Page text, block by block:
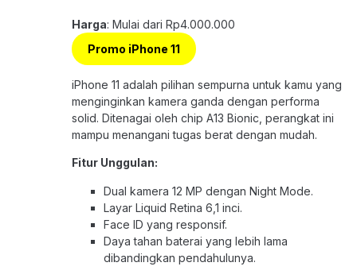
Harga: Mulai dari Rp4.000.000
Promo iPhone 11
iPhone 11 adalah pilihan sempurna untuk kamu yang
menginginkan kamera ganda dengan performa
solid. Ditenagai oleh chip A13 Bionic, perangkat ini
mampu menangani tugas berat dengan mudah.
Fitur Unggulan:
Dual kamera 12 MP dengan Night Mode.
Layar Liquid Retina 6,1 inci.
Face ID yang responsif.
Daya tahan baterai yang lebih lama
dibandingkan pendahulunya.